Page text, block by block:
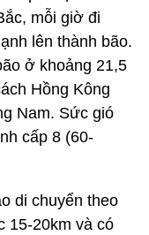
mỗi giờ đi
lên thành bão.
ở khoảng 21,5
Hồng Kông
Nam. Sức gió
cấp 8 (60-
di chuyển theo
15-20km và có